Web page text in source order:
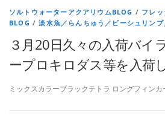
ソルトウォーターアクアリウムBLOG / フレ
BLOG /淡水魚／らんちゅう／ビーシュリンプ
３月20日久々の入荷バイ
ープロキロダス等を入荷
ミックスカラーブラックテトラ ロングフィン